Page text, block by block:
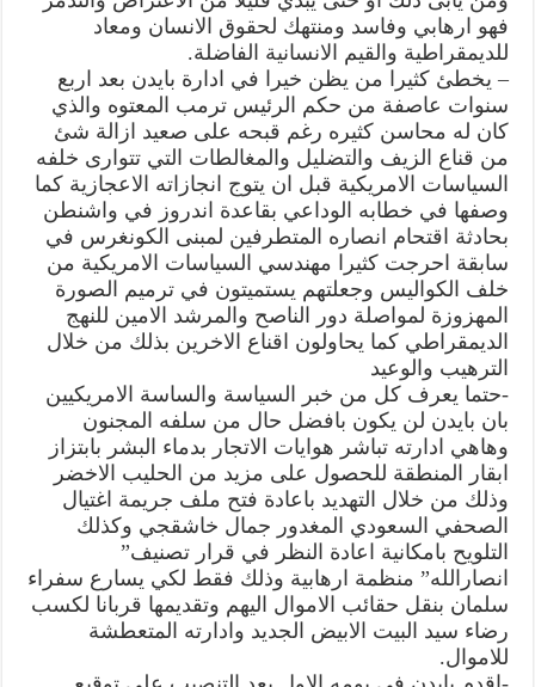
فهو ارهابي وفاسد ومنتهك لحقوق الانسان ومعاد
للديمقراطية والقيم الانسانية الفاضلة.
– يخطئ كثيرا من يظن خيرا في ادارة بايدن بعد اربع
سنوات عاصفة من حكم الرئيس ترمب المعتوه والذي
كان له محاسن كثيره رغم قبحه على صعيد ازالة شئ
من قناع الزيف والتضليل والمغالطات التي تتوارى خلفه
السياسات الامريكية قبل ان يتوج انجازاته الاعجازية كما
وصفها في خطابه الوداعي بقاعدة اندروز في واشنطن
بحادثة اقتحام انصاره المتطرفين لمبنى الكونغرس في
سابقة احرجت كثيرا مهندسي السياسات الامريكية من
خلف الكواليس وجعلتهم يستميتون في ترميم الصورة
المهزوزة لمواصلة دور الناصح والمرشد الامين للنهج
الديمقراطي كما يحاولون اقناع الاخرين بذلك من خلال
الترهيب والوعيد
-حتما يعرف كل من خبر السياسة والساسة الامريكيين
بان بايدن لن يكون بافضل حال من سلفه المجنون
وهاهي ادارته تباشر هوايات الاتجار بدماء البشر بابتزاز
ابقار المنطقة للحصول على مزيد من الحليب الاخضر
وذلك من خلال التهديد باعادة فتح ملف جريمة اغتيال
الصحفي السعودي المغدور جمال خاشقجي وكذلك
التلويح بامكانية اعادة النظر في قرار تصنيف”
انصارالله” منظمة ارهابية وذلك فقط لكي يسارع سفراء
سلمان بنقل حقائب الاموال اليهم وتقديمها قربانا لكسب
رضاء سيد البيت الابيض الجديد وادارته المتعطشة
للاموال.